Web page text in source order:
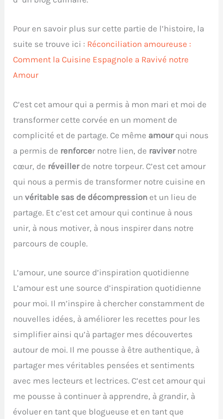
Pour en savoir plus sur cette partie de l’histoire, la
suite se trouve ici : Réconciliation amoureuse :
Comment la Cuisine Espagnole a Ravivé notre
Amour
C’est cet amour qui a permis à mon mari et moi de
transformer cette corvée en un moment de
complicité et de partage. Ce même amourqui nous
a permis de renforcer notre lien, de ravivernotre
cœur, de réveillerde notre torpeur. C’est cet amour
qui nous a permis de transformer notre cuisine en
unvéritable sas de décompression et un lieu de
partage. Et c’est cet amour qui continue à nous
unir, à nous motiver, à nous inspirer dans notre
parcours de couple.
L’amour, une source d’inspiration quotidienne
L’amour est une source d’inspiration quotidienne
pour moi. Il m’inspire à chercher constamment de
nouvelles idées, à améliorer les recettes pour les
simplifier ainsi qu’à partager mes découvertes
autour de moi. Il me pousse à être authentique, à
partager mes véritables pensées et sentiments
avec mes lecteurs et lectrices. C’est cet amour qui
me pousse à continuer à apprendre, à grandir, à
évoluer en tant que blogueuse et en tant que